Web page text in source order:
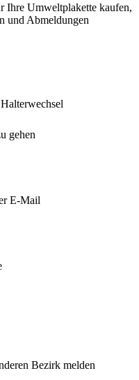
Ihre Umweltplakette kaufen,
und Abmeldungen
gehen
E-Mail
Bezirk melden